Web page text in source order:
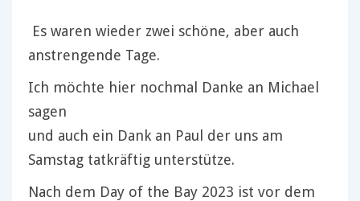
Es waren wieder zwei schöne, aber auch
anstrengende Tage.
Ich möchte hier nochmal Danke an Michael
sagen
und auch ein Dank an Paul der uns am
Samstag tatkräftig unterstütze.
Nach dem Day of the Bay 2023 ist vor dem